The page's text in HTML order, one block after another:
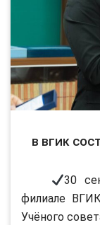
В ВГИК
30
филиале
Учёного